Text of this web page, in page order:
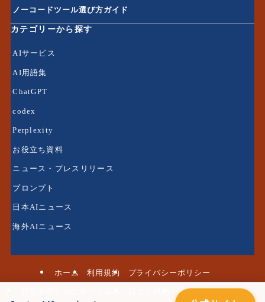
ノーコードツール選び方ガイド
カテゴリーから探す
AIサービス
AI用語集
ChatGPT
codex
Perplexity
お役立ち資料
ニュース・プレスリリース
プロンプト
日本AIニュース
海外AIニュース
ホーム 利用規約 プライバシーポリシー
掲載依頼はこちら